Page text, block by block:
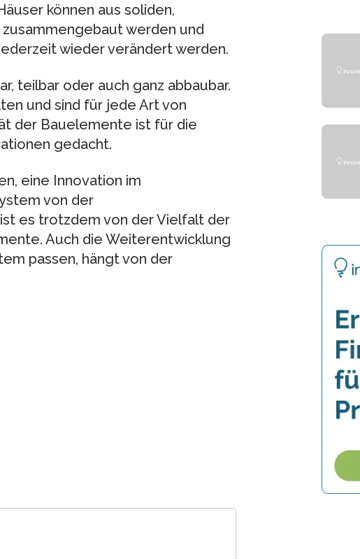
können aus soliden,
werden und
wieder verändert werden.
teilbar oder auch ganz abbaubar.
und sind für jede Art von
der Bauelemente ist für die
gedacht.
eine Innovation im
von der
es trotzdem von der Vielfalt der
Auch die Weiterentwicklung
passen, hängt von der